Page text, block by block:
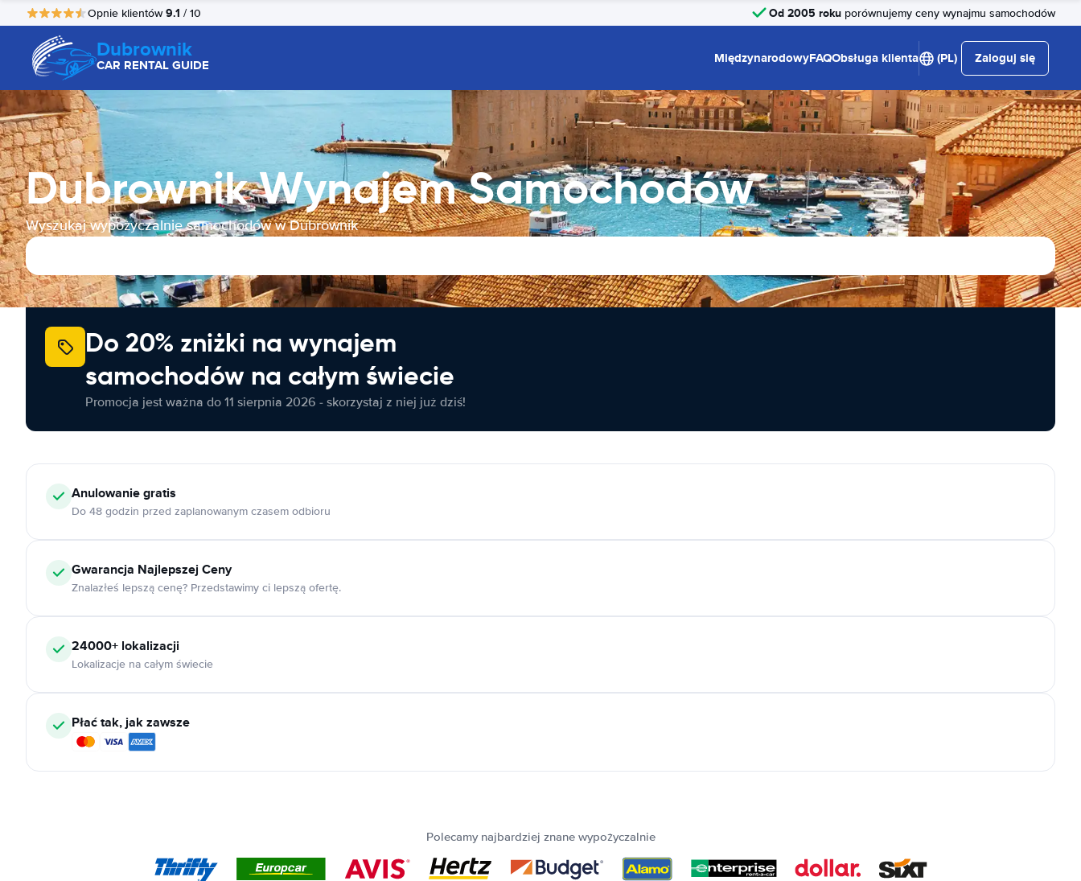
Opnie klientów9.1 / 10 Od 2005 roku porównujemy ceny wynajmu samochodów
Dubrownik
CAR RENTAL GUIDE MiędzynarodowyFAQObsługa klienta (PL) Zaloguj się
Dubrownik Wynajem Samochodów
Wyszukaj wypożyczalnię samochodów w Dubrownik
Do 20% zniżki na wynajem
samochodów na całym świecie
Promocja jest ważna do 11 sierpnia 2026 - skorzystaj z niej już dziś!
Anulowaniegratis
Do 48 godzin przed zaplanowanym czasem odbioru
Gwarancja Najlepszej Ceny
Znalazłeś lepszą cenę? Przedstawimy ci lepszą ofertę.
24000+ lokalizacji
Lokalizacje na całym świecie
Płać tak, jak zawsze
Polecamy najbardziej znane wypożyczalnie